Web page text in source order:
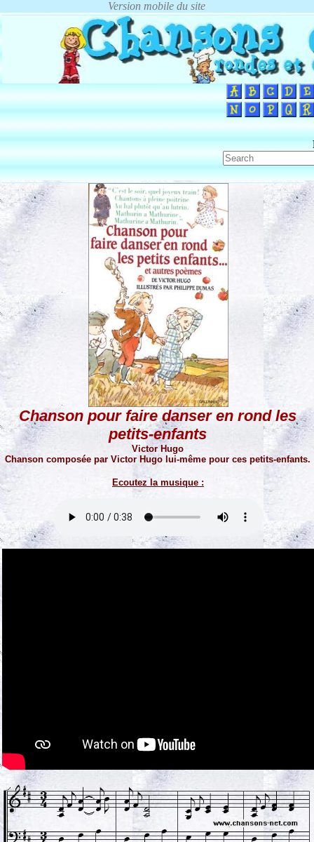
Chanson pour faire danser en rond les
petits-enfants
Victor Hugo
Chanson composée par Victor Hugo lui-même pour ces petits-enfants.
Ecoutez la musique :